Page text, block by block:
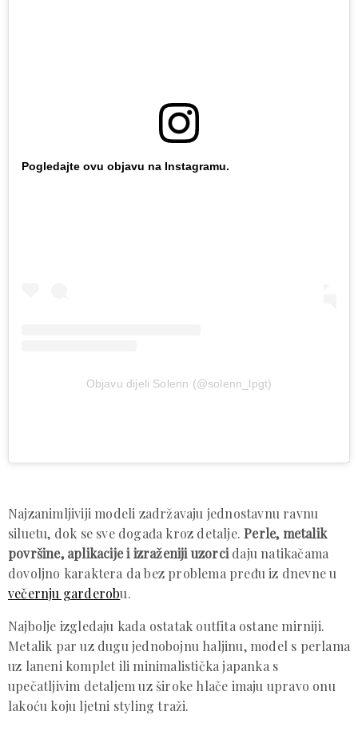
Pogledajte ovu objavu na Instagramu.
Objavu dijeli Solenn (@solenn_lpgt)
Najzanimljiviji modeli zadržavaju jednostavnu ravnu
siluetu, dok se sve događa kroz detalje.Perle, metalik
površine, aplikacije i izraženiji uzorcidaju natikačama
dovoljno karaktera da bez problema pređu iz dnevne u
večernju garderobu.
Najbolje izgledaju kada ostatak outfita ostane mirniji.
Metalik par uz dugu jednobojnu haljinu, model s perlama
uz laneni komplet ili minimalistička japanka s
upečatljivim detaljem uz široke hlače imaju upravo onu
lakoću koju ljetni styling traži.